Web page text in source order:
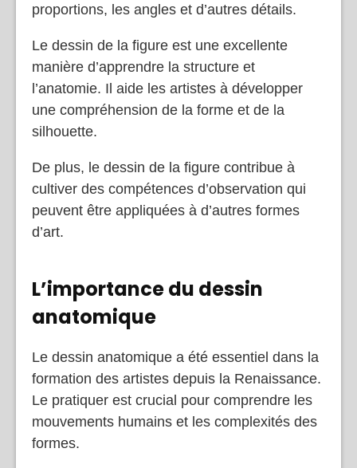
proportions, les angles et d’autres détails.
Le dessin de la figure est une excellente
manière d’apprendre la structure et
l’anatomie. Il aide les artistes à développer
une compréhension de la forme et de la
silhouette.
De plus, le dessin de la figure contribue à
cultiver des compétences d’observation qui
peuvent être appliquées à d’autres formes
d’art.
L’importance du dessin
anatomique
Le dessin anatomique a été essentiel dans la
formation des artistes depuis la Renaissance.
Le pratiquer est crucial pour comprendre les
mouvements humains et les complexités des
formes.